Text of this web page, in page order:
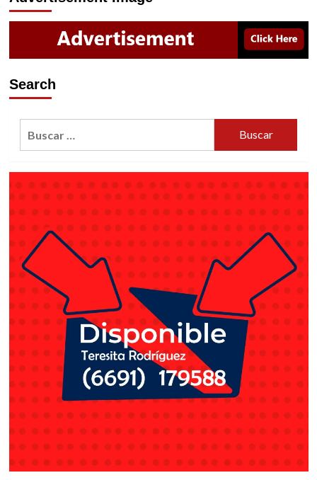
ESTÁ
AGOTADA
POSIBILIDAD
DE
AGREGAR
MARTÍN
NEGOCIACIÓN:
SEBASTIÁN
Search